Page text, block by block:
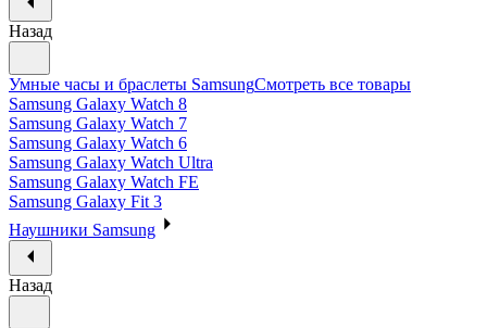
Назад
Умные часы и браслеты SamsungСмотреть все товары
Samsung Galaxy Watch 8
Samsung Galaxy Watch 7
Samsung Galaxy Watch 6
Samsung Galaxy Watch Ultra
Samsung Galaxy Watch FE
Samsung Galaxy Fit 3
Наушники Samsung
Назад